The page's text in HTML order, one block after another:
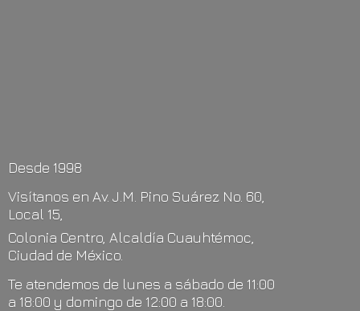
Desde 1998
Visítanos en Av. J.M. Pino Suárez No. 60,
Local 15,
Colonia Centro, Alcaldía Cuauhtémoc,
Ciudad de México.
Te atendemos de lunes a sábado de 11:00
a 18:00 y domingo de 12:00 a 18:00.